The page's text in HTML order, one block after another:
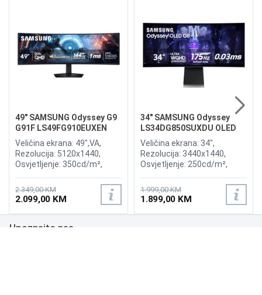
49" SAMSUNG Odyssey G9
G91F LS49FG910EUXEN
144Hz Gaming Curved
Display
Veličina ekrana: 49",VA,
Rezolucija: 5120x1440,
Osvjetljenje: 350cd/m²,
Osvježenje: 144Hz, AMD
FreeSync Premium Pro,
Priključci: 2xHDMI 2.1,
DisplayPort, 2xUSB 3.2, USB-
B
2.349,00 KM
2.099,00 KM
34" SAMSUNG Odyssey
LS34DG850SUXDU OLED
G8 175Hz Gaming Curved
Display
Veličina ekrana: 34",
Rezolucija: 3440x1440,
Osvjetljenje: 250cd/m²,
Osvježenje: 175Hz, AMD
FreeSync Premium,
Wireless LAN, Bluetooth ,
Priključci: 2xHDMI,
1.999,00 KM
1.899,00 KM
Upoznajte nas